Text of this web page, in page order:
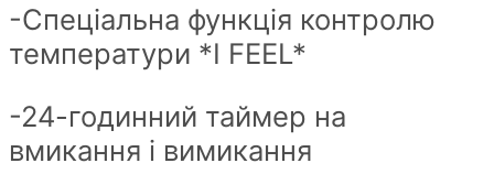
-Спеціальна функція контролю
температури *I FEEL*
-24-годинний таймер на
вмикання і вимикання